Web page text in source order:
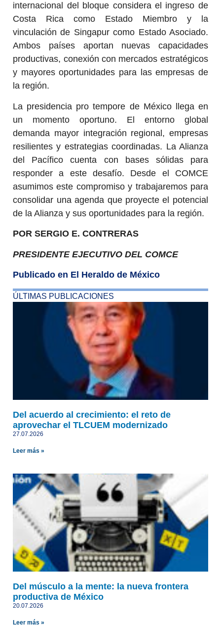
internacional del bloque considera el ingreso de
Costa Rica como Estado Miembro y la
vinculación de Singapur como Estado Asociado.
Ambos países aportan nuevas capacidades
productivas, conexión con mercados estratégicos
y mayores oportunidades para las empresas de
la región.
La presidencia pro tempore de México llega en
un momento oportuno. El entorno global
demanda mayor integración regional, empresas
resilientes y estrategias coordinadas. La Alianza
del Pacífico cuenta con bases sólidas para
responder a este desafío. Desde el COMCE
asumimos este compromiso y trabajaremos para
consolidar una agenda que proyecte el potencial
de la Alianza y sus oportunidades para la región.
POR SERGIO E. CONTRERAS
PRESIDENTE EJECUTIVO DEL COMCE
Publicado en El Heraldo de México
ÚLTIMAS PUBLICACIONES
Del acuerdo al crecimiento: el reto de
aprovechar el TLCUEM modernizado
27.07.2026
Leer más »
Del músculo a la mente: la nueva frontera
productiva de México
20.07.2026
Leer más »